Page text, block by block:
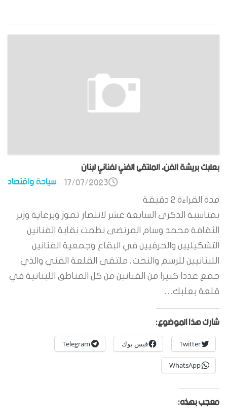
بعلبك بريشة الفن، الملتقى الفني لفناني لبنان
سياحة واقتصاد 17/07/2023
مدة القراءة 2 دقيقة
بمناسبة الذكرى السابعة عشر لانتصار تموز وبرعاية وزير
الثقافة محمد وسام المرتضى نظمت نقابة الفنانين
التشكيليين والحرفيين في البقاع وجمعية الفنانين
اللبنانيين للرسم والنحت، ملتقى القلعة الفني والذي
جمع عددا كبيرا من الفنانين من كل المناطق اللبنانية في
قلعة بعلبك…
شارك هذا الموضوع:
Twitter فيس بوك Telegram
WhatsApp
معجب بهذه: